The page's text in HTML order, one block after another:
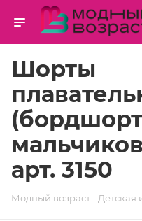
Шорты
арт. 3150
Модный возраст - Детская